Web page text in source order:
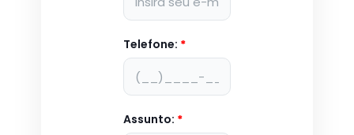
Telefone: *
Assunto: *